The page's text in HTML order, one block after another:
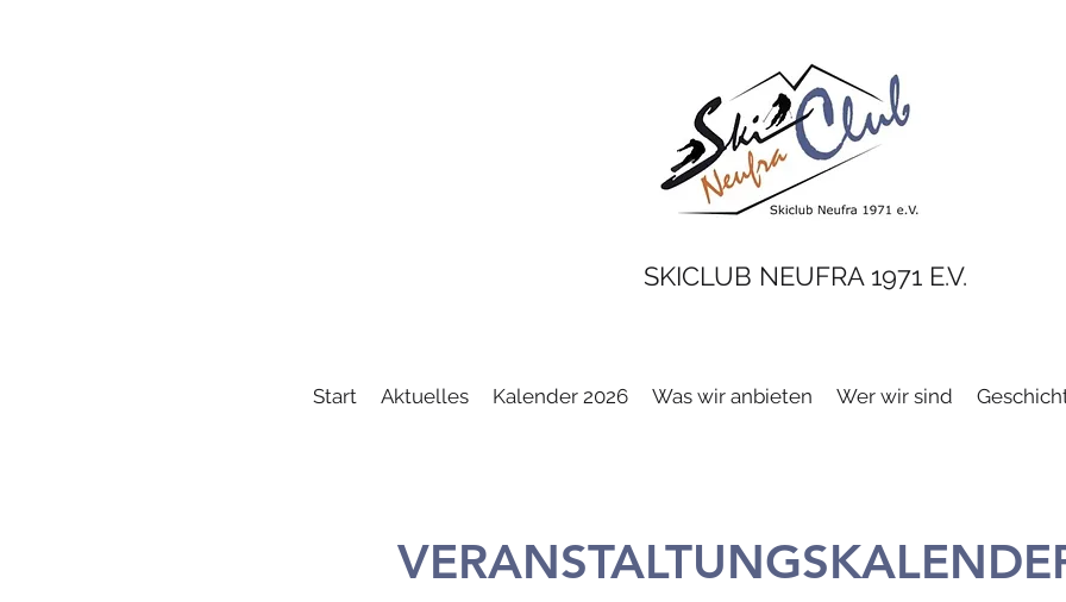
SKICLUB NEUFRA 1971 E.V.
Start Aktuelles Kalender 2026 Was wir anbieten Wer wir sind